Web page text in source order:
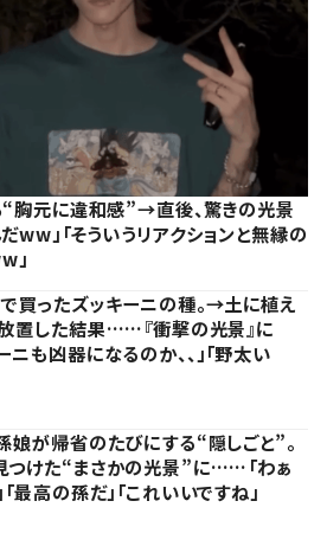
“胸元に違和感”→直後、驚きの光景
ww」「そういうリアクションと無縁の
」
買ったズッキーニの種。→土に植え
置した結果……『衝撃の光景』に
ニも凶器になるのか、、」「野太い
娘が帰省のたびにする“隠しごと”。
つけた“まさかの光景”に……「わぁ
「最高の孫だ」「これいいですね」